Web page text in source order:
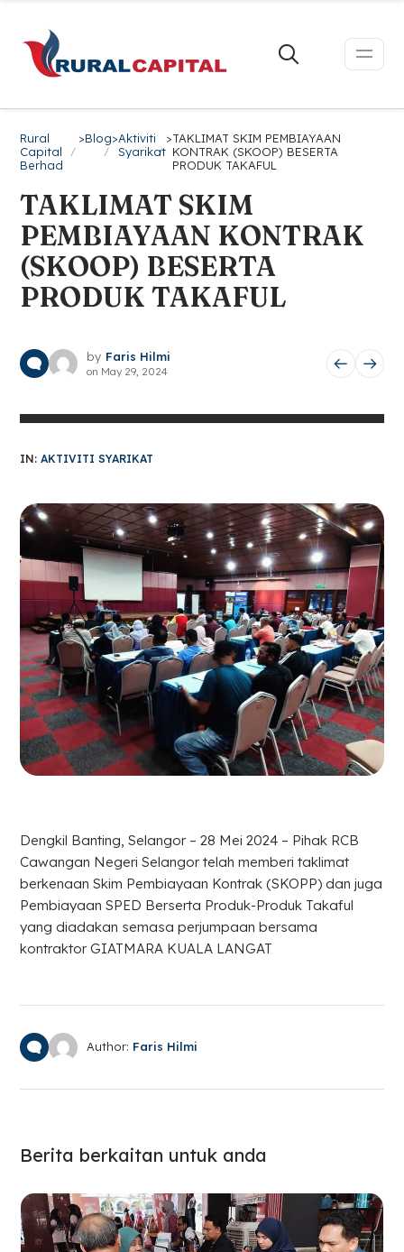
Rural
Capital
Berhad
>Blog>Aktiviti
Syarikat
>TAKLIMAT SKIM PEMBIAYAAN
KONTRAK (SKOOP) BESERTA
PRODUK TAKAFUL
TAKLIMAT SKIM
PEMBIAYAAN KONTRAK
(SKOOP) BESERTA
PRODUK TAKAFUL
by Faris Hilmi
on May 29, 2024
IN: AKTIVITI SYARIKAT
Dengkil Banting, Selangor – 28 Mei 2024 – Pihak RCB
Cawangan Negeri Selangor telah memberi taklimat
berkenaan Skim Pembiayaan Kontrak (SKOPP) dan juga
Pembiayaan SPED Berserta Produk-Produk Takaful
yang diadakan semasa perjumpaan bersama
kontraktor GIATMARA KUALA LANGAT
Author: Faris Hilmi
Berita berkaitan untuk anda